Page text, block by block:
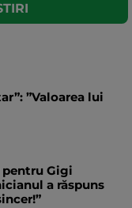
”Valoarea lui
pentru Gigi
a răspuns